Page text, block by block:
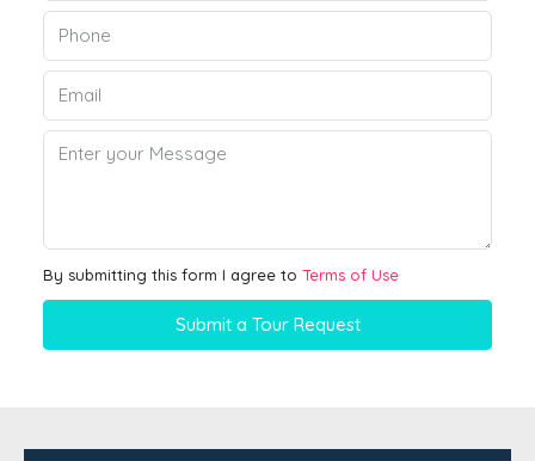
By submitting this form I agree to Terms of Use
Submit a Tour Request